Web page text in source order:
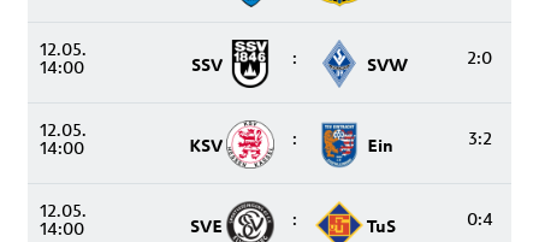
12.05.
14:00 SSV : SVW 2:0
12.05.
14:00 KSV : Ein 3:2
12.05.
14:00 SVE : TuS 0:4